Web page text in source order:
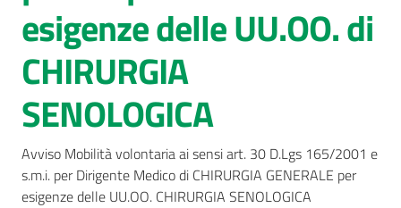
AUSL
Comunica
esigenze delle UU.OO. di
CHIRURGIA
SENOLOGICA
Avviso Mobilità volontaria ai sensi art. 30 D.Lgs 165/2001 e
s.m.i. per Dirigente Medico di CHIRURGIA GENERALE per
esigenze delle UU.OO. CHIRURGIA SENOLOGICA